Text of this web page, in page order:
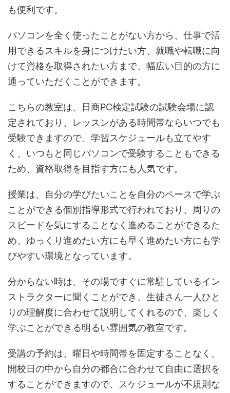
も便利です。
パソコンを全く使ったことがない方から、仕事で活
用できるスキルを身につけたい方、就職や転職に向
けて資格を取得されたい方まで、幅広い目的の方に
通っていただくことができます。
こちらの教室は、日商PC検定試験の試験会場に認
定されており、レッスンがある時間帯ならいつでも
受験できますので、学習スケジュールも立てやす
く、いつもと同じパソコンで受験することもできる
ため、資格取得を目指す方にも人気です。
授業は、自分の学びたいことを自分のペースで学ぶ
ことができる個別指導形式で行われており、周りの
スピードを気にすることなく進めることができるた
め、ゆっくり進めたい方にも早く進めたい方にも学
びやすい環境となっています。
分からない時は、その場ですぐに常駐しているイン
ストラクターに聞くことができ、生徒さん一人ひと
りの理解度に合わせて説明してくれるので、楽しく
学ぶことができる明るい雰囲気の教室です。
受講の予約は、曜日や時間帯を固定することなく、
開校日の中から自分の都合に合わせて自由に選択を
することができますので、スケジュールが不規則な